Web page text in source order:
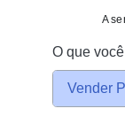
A
O que
Vender